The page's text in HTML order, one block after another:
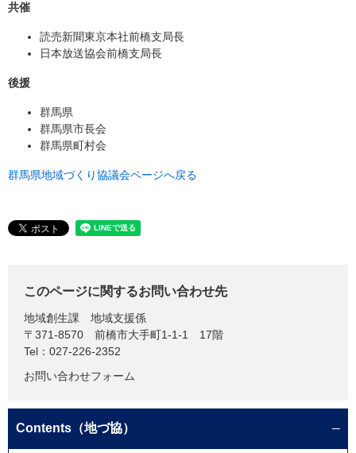
共催
読売新聞東京本社前橋支局長
日本放送協会前橋支局長​
後援
群馬県
群馬県市長会
群馬県町村会
群馬県地域づくり協議会ページへ戻る
このページに関するお問い合わせ先
地域創生課
地域支援係
〒371-8570
前橋市大手町1-1-1 17階
Tel：027-226-2352
お問い合わせフォーム
Contents（地づ協）